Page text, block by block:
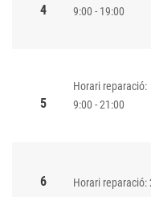
4
9:00 - 19:00
5
Horari reparació:
9:00 - 21:00
6 Horari reparació: